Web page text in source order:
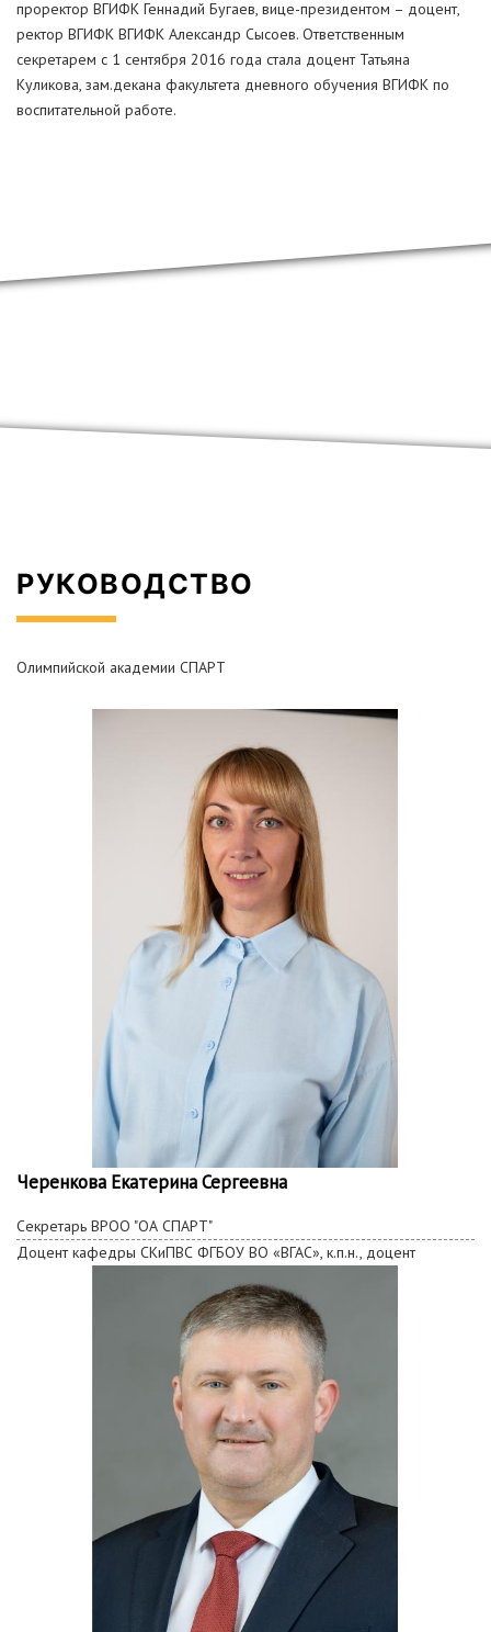
проректор ВГИФК Геннадий Бугаев, вице-президентом – доцент,
ректор ВГИФК ВГИФК Александр Сысоев. Ответственным
секретарем с 1 сентября 2016 года стала доцент Татьяна
Куликова, зам.декана факультета дневного обучения ВГИФК по
воспитательной работе.
РУКОВОДСТВО
Олимпийской академии СПАРТ
Черенкова Екатерина Сергеевна
Секретарь ВРОО "ОА СПАРТ"
Доцент кафедры СКиПВС ФГБОУ ВО «ВГАС», к.п.н., доцент